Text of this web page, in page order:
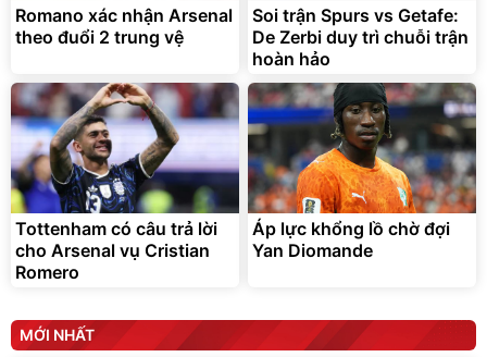
Đã bán nhiều
Romano xác nhận Arsenal
theo đuổi 2 trung vệ
Soi trận Spurs vs Getafe:
De Zerbi duy trì chuỗi trận
hoàn hảo
Tottenham có câu trả lời
cho Arsenal vụ Cristian
Romero
Áp lực khổng lồ chờ đợi
Yan Diomande
MỚI NHẤT